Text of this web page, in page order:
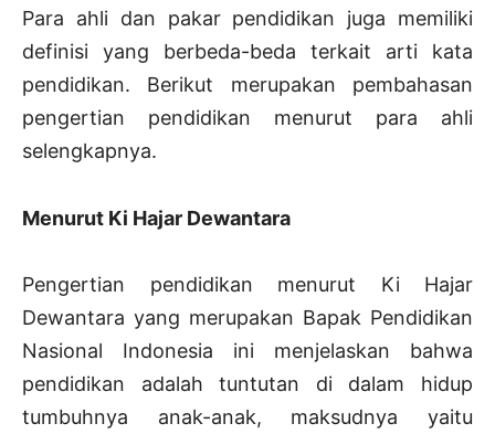
Para ahli dan pakar pendidikan juga memiliki
definisi yang berbeda-beda terkait arti kata
pendidikan. Berikut merupakan pembahasan
pengertian pendidikan menurut para ahli
selengkapnya.
Menurut Ki Hajar Dewantara
Pengertian pendidikan menurut Ki Hajar
Dewantara yang merupakan Bapak Pendidikan
Nasional Indonesia ini menjelaskan bahwa
pendidikan adalah tuntutan di dalam hidup
tumbuhnya anak-anak, maksudnya yaitu